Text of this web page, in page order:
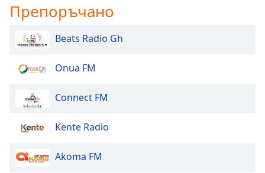
window.
window.
Препоръчано
Beats Radio Gh
Onua FM
Connect FM
Kente Radio
Akoma FM